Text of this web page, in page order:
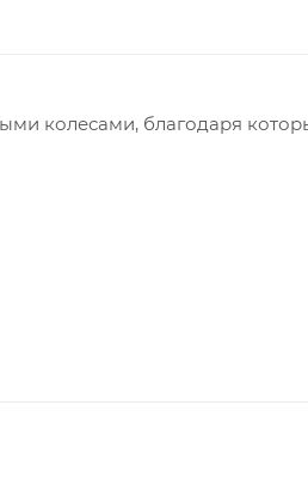
колесами, благодаря